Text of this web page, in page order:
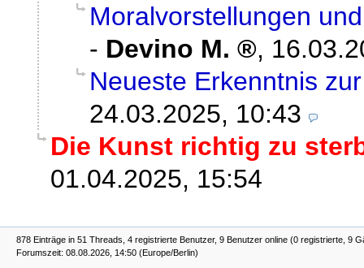
Moralvorstellungen
- Devino M. ,
Neueste Erkenntnis
24.03.2025, 10:43
Die Kunst richtig zu
01.04.2025, 15:54
878 Einträge in 51 Threads, 4 registrierte Benutzer, 9 Benutzer online (0 registrierte, 9
Forumszeit: 08.08.2026, 14:50 (Europe/Berlin)